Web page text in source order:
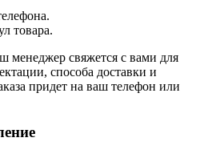
товара.
менеджер свяжется с вами для
способа доставки и
придет на ваш телефон или